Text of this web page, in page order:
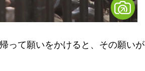
って願いをかけると、その願いが